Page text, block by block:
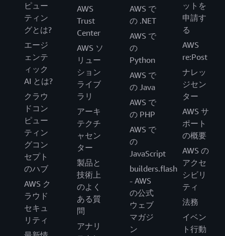
ピュー
ティン
グとは?
エージ
ェンテ
ィック
AI とは?
クラウ
ドコン
ピュー
ティン
グコン
セプト
のハブ
AWS ク
ラウド
セキュ
リティ
AWS
Trust
Center
AWS ソ
リュー
ション
ライブ
ラリ
アーキ
テクチ
ャセン
ター
製品と
技術上
のよく
ある質
問
アナリ
AWS で
の .NET
AWS で
の
Python
AWS で
の Java
AWS で
の PHP
AWS で
の
JavaScript
builders.flash
- AWS
の公式
ウェブ
マガジ
ン
ットを
申請す
る
AWS
re:Post
ナレッ
ジセン
ター
AWS サ
ポート
の概要
AWS の
アクセ
シビリ
ティ
法務
イベン
ト行動